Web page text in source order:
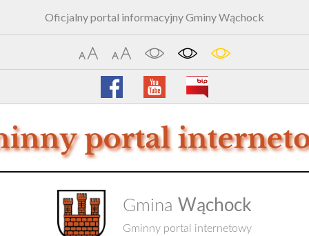
Oficjalny portal informacyjny Gminy Wąchock
Gmina Wąchock
Gminny portal internetowy